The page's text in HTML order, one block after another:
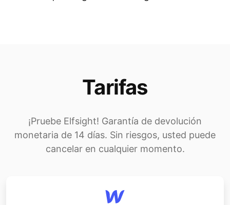
Tarifas
¡Pruebe Elfsight! Garantía de devolución
monetaria de 14 días. Sin riesgos, usted puede
cancelar en cualquier momento.